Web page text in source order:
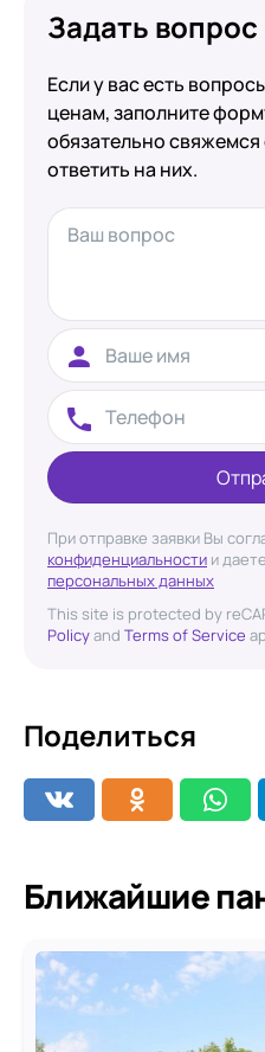
Задать вопрос
Если у вас есть
ценам, заполните
обязательно
ответить на них.
При отправке заявки Вы
конфиденциальности и даете
персональных данных
This site is protected by
Policyand Terms of Service
Поделиться
Ближайшие